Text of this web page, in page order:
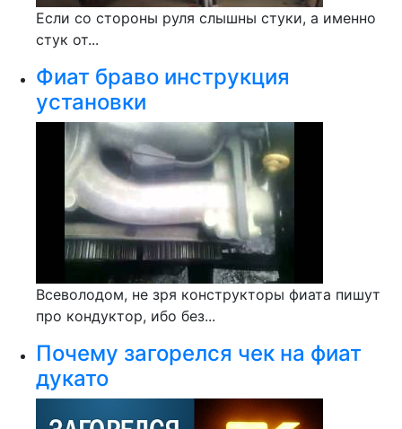
Если со стороны руля слышны стуки, а именно
стук от...
Фиат браво инструкция
установки
Всеволодом, не зря конструкторы фиата пишут
про кондуктор, ибо без...
Почему загорелся чек на фиат
дукато